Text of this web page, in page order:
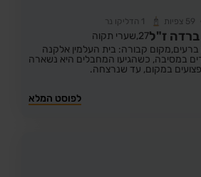
59 צפיות 1 הדליקו נר
ברדה ז"ל27, שערי תקוה
מקום קבורה: בית העלמין אלקנה
במסיבה, כשהגיעו המחבלים היא נשארה
במקום, עד שנרצחה.
לפוסט המלא